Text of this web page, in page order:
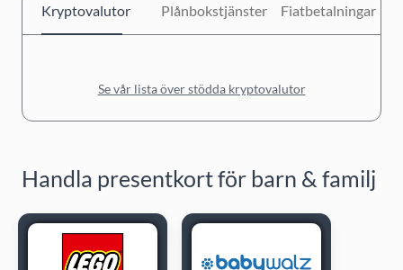
Kryptovalutor Plånbokstjänster Fiatbetalningar
Se vår lista över stödda kryptovalutor
Handla presentkort för barn & familj